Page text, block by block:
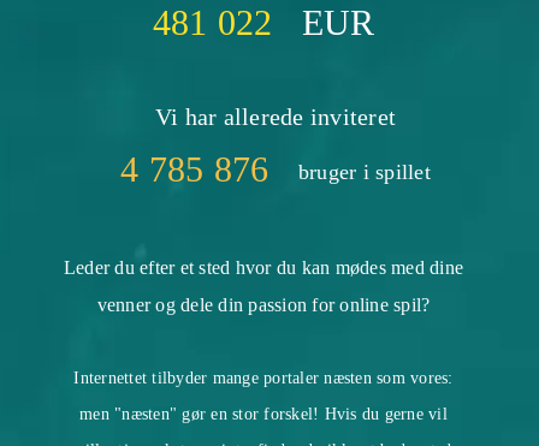
481 022 EUR
Vi har allerede inviteret
4 785 876 bruger i spillet
Leder du efter et sted hvor du kan mødes med dine
venner og dele din passion for online spil?
Internettet tilbyder mange portaler næsten som vores:
men "næsten" gør en stor forskel! Hvis du gerne vil